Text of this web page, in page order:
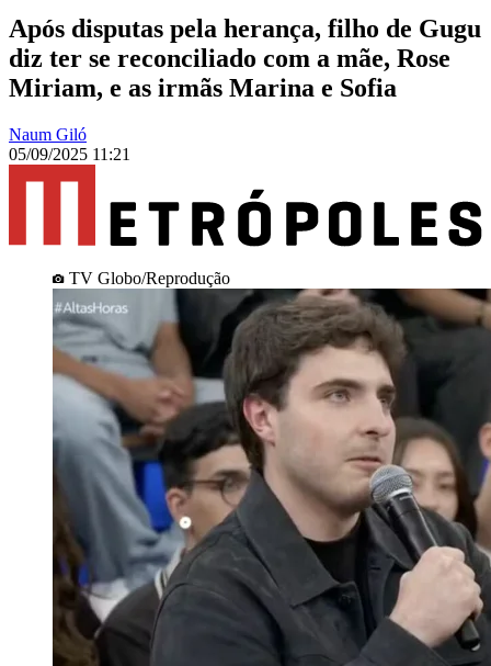
Após disputas pela herança, filho de Gugu
diz ter se reconciliado com a mãe, Rose
Miriam, e as irmãs Marina e Sofia
Naum Giló
05/09/2025 11:21
TV Globo/Reprodução